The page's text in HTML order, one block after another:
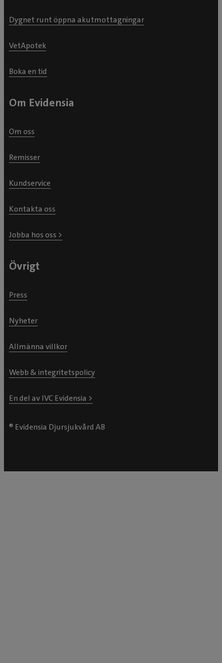
Dygnet runt öppna akutmottagningar
VetApotek
Boka en tid
Om Evidensia
Om oss
Remisser
Kundservice
Kontakta oss
Jobba hos oss >
Övrigt
Press
Nyheter
Allmänna villkor
Webb & integritetspolicy
En del av IVC Evidensia >
® Evidensia Djursjukvård AB